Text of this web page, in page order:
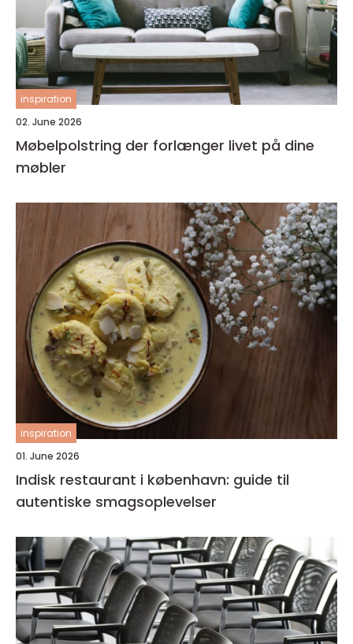
inspiration
02. June 2026
Møbelpolstring der forlænger livet på dine
møbler
inspiration
01. June 2026
Indisk restaurant i københavn: guide til
autentiske smagsoplevelser